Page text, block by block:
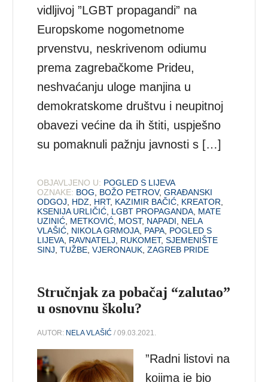
vidljivoj ”LGBT propagandi” na
Europskome nogometnome
prvenstvu, neskrivenom odiumu
prema zagrebačkome Prideu,
neshvaćanju uloge manjina u
demokratskome društvu i neupitnoj
obavezi većine da ih štiti, uspješno
su pomaknuli pažnju javnosti s […]
OBJAVLJENO U: POGLED S LIJEVA
OZNAKE: BOG BOŽO PETROV,GRAĐANSKI
ODGOJ
HDZ HRT, KAZIMIR BAČIĆ KREATOR
KSENIJA URLIČIĆ LGBT PROPAGANDA MATE
UZINIĆ METKOVIĆ MOST, NAPADI
NELA
VLAŠIĆ NIKOLA GRMOJA PAPA POGLED S
LIJEVA RAVNATELJ RUKOMET,SJEMENIŠTE
SINJ ,TUŽBE ,VJERONAUK ,ZAGREB PRIDE
Stručnjak za pobačaj “zalutao”
u osnovnu školu?
AUTOR: NELA VLAŠIĆ / 09.03.2021.
”Radni listovi na
kojima je bio